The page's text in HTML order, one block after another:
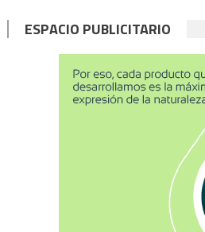
ESPACIO PUBLICITARIO